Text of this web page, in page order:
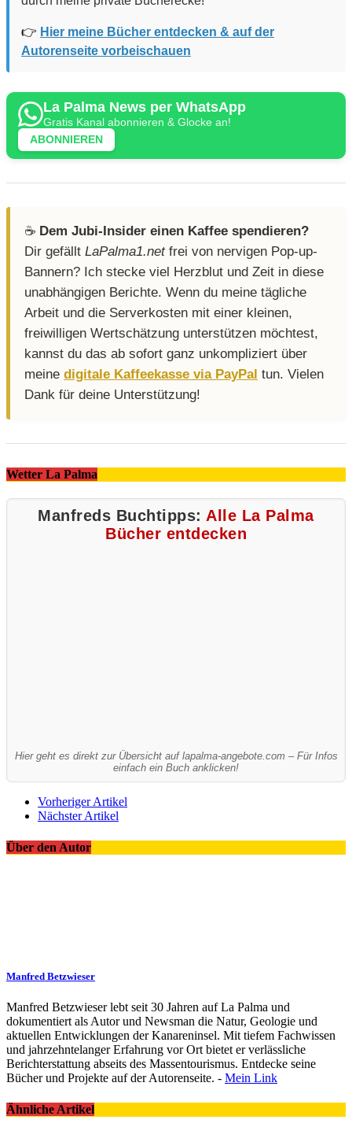
👉 Hier meine Bücher entdecken & auf der
Autorenseite vorbeischauen
La Palma News per WhatsApp
Gratis Kanal abonnieren & Glocke an!
ABONNIEREN
☕️ Dem Jubi-Insider einen Kaffee spendieren?
Dir gefällt LaPalma1.netfrei von nervigen Pop-up-
Bannern? Ich stecke viel Herzblut und Zeit in diese
unabhängigen Berichte. Wenn du meine tägliche
Arbeit und die Serverkosten mit einer kleinen,
freiwilligen Wertschätzung unterstützen möchtest,
kannst du das ab sofort ganz unkompliziert über
meine digitale Kaffeekasse via PayPal tun. Vielen
Dank für deine Unterstützung!
Wetter La Palma
Manfreds Buchtipps:Alle La Palma
Bücher entdecken
Hier geht es direkt zur Übersicht auf lapalma-angebote.com – Für Infos
einfach ein Buch anklicken!
Vorheriger Artikel
Nächster Artikel
Über den Autor
Manfred Betzwieser
Manfred Betzwieser lebt seit 30 Jahren auf La Palma und
dokumentiert als Autor und Newsman die Natur, Geologie und
aktuellen Entwicklungen der Kanareninsel. Mit tiefem Fachwissen
und jahrzehntelanger Erfahrung vor Ort bietet er verlässliche
Berichterstattung abseits des Massentourismus. Entdecke seine
Bücher und Projekte auf der Autorenseite. - Mein Link
Ähnliche Artikel